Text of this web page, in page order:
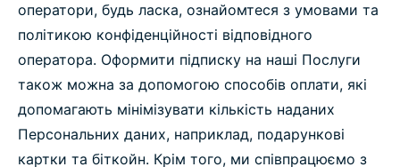
оператори, будь ласка, ознайомтеся з умовами та
політикою конфіденційності відповідного
оператора. Оформити підписку на наші Послуги
також можна за допомогою способів оплати, які
допомагають мінімізувати кількість наданих
Персональних даних, наприклад, подарункові
картки та біткойн. Крім того, ми співпрацюємо з